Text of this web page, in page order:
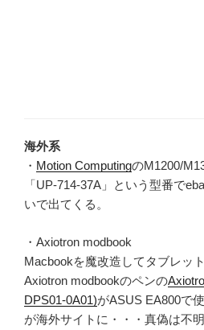
海外系
・ Motion ComputingのM1200/
「UP-714-37A」という型番で
いで出てくる。
・Axiotron modbook
Macbookを魔改造してタブレッ
Axiotron modbookのペンの
DPS01-0A01)がASUS EA800で
が海外サイトに・・・真偽は不明